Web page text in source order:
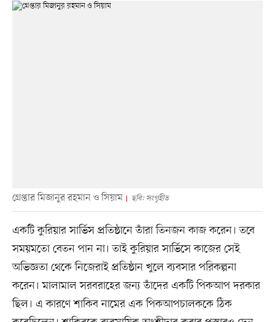
গ্রেপ্তার মিজানুর রহমান ও সিয়াম ছবি: সংগৃহীত
একটি কুরিয়ার সার্ভিস প্রতিষ্ঠানে তাঁরা তিনজন কাজ করেন। তবে
সময়মতো বেতন পান না। তাই কুরিয়ার সার্ভিসে কাজের সেই
অভিজ্ঞতা থেকে নিজেরাই প্রতিষ্ঠান খুলে ব্যবসার পরিকল্পনা
করেন। মালামাল সরবরাহের জন্য তাঁদের একটি পিকআপ দরকার
ছিল। এ কারণে শাকিব নামের এক পিকআপচালককে ঠিক